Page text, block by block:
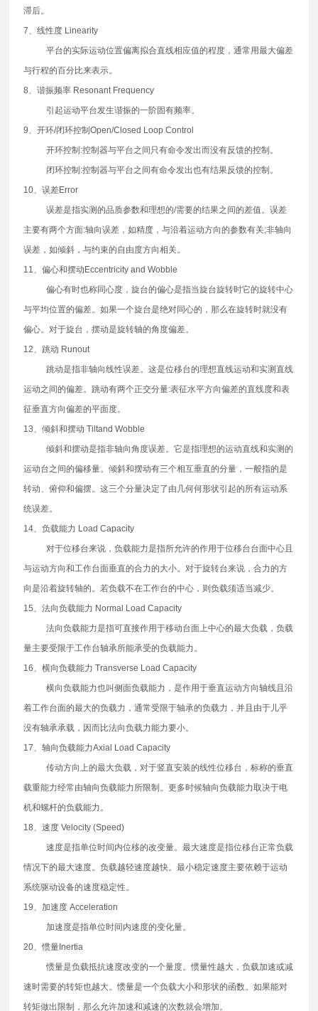
滞后。
7、线性度 Linearity
平台的实际运动位置偏离拟合直线相应值的程度，通常用最大偏差
与行程的百分比来表示。
8、谐振频率 Resonant Frequency
引起运动平台发生谐振的一阶固有频率。
9、开环/闭环控制Open/Closed Loop Control
开环控制:控制器与平台之间只有命令发出而没有反馈的控制。
闭环控制:控制器与平台之间有命令发出也有结果反馈的控制。
10、误差Error
误差是指实测的品质参数和理想的/需要的结果之间的差值。误差
主要有两个方面:轴向误差，如精度，与沿着运动方向的参数有关;非轴向
误差，如倾斜，与约束的自由度方向相关。
11、偏心和摆动Eccentricity and Wobble
偏心有时也称同心度，旋台的偏心是指当旋台旋转时它的旋转中心
与平均位置的偏差。如果一个旋台是绝对同心的，那么在旋转时就没有
偏心。对于旋台，摆动是旋转轴的角度偏差。
12、跳动 Runout
跳动是指非轴向线性误差。这是位移台的理想直线运动和实测直线
运动之间的偏差。跳动有两个正交分量:表征水平方向偏差的直线度和表
征垂直方向偏差的平面度。
13、倾斜和摆动 Tiltand Wobble
倾斜和摆动是指非轴向角度误差。它是指理想的运动直线和实测的
运动台之间的偏移量。倾斜和摆动有三个相互垂直的分量，一般指的是
转动、俯仰和偏摆。这三个分量决定了由几何何形状引起的所有运动系
统误差。
14、负载能力 Load Capacity
对于位移台来说，负载能力是指所允许的作用于位移台台面中心且
与运动方向和工作台面垂直的合力的大小。对于旋转台来说，合力的方
向是沿着旋转轴的。若负载不在工作台的中心，则负载须适当减少。
15、法向负载能力 Normal Load Capacity
法向负载能力是指可直接作用于移动台面上中心的最大负载，负载
量主要受限于工作台轴承所能承受的负载能力。
16、横向负载能力 Transverse Load Capacity
横向负载能力也叫侧面负载能力，是作用于垂直运动方向轴线且沿
着工作台面的最大的负载力，通常受限于轴承的负载力，并且由于儿乎
没有轴承承载，因而比法向负载力能力要小。
17、轴向负载能力Axial Load Capacity
传动方向上的最大负载，对于竖直安装的线性位移台，标称的垂直
载重能力经常由轴向负载能力所限制。更多时候轴向负载能力取决于电
机和螺杆的负载能力。
18、速度 Velocity (Speed)
速度是指单位时间内位移的改变量。最大速度是指位移台正常负载
情况下的最大速度。负载越轻速度越快。最小稳定速度主要依赖于运动
系统驱动设备的速度稳定性。
19、加速度 Acceleration
加速度是指单位时间内速度的变化量。
20、惯量Inertia
惯量是负载抵抗速度改变的一个量度。惯量性越大，负载加速或减
速时需要的转矩也越大。惯量是一个负载大小和形状的函数。如果能对
转矩做出限制，那么允许加速和减速的次数就会增加。